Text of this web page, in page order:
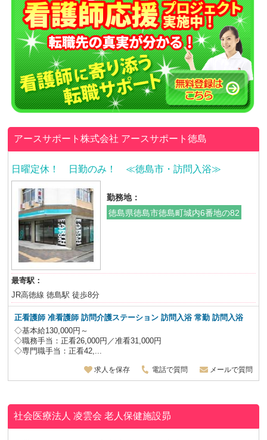
アースサポート株式会社 アースサポート徳島
日曜定休！ 日勤のみ！ ≪徳島市・訪問入浴≫
勤務地：
徳島県徳島市徳島町城内6番地の82
最寄駅：
JR高徳線 徳島駅 徒歩8分
正看護師 准看護師 訪問介護ステーション 訪問入浴 常勤 訪問入浴
◇基本給130,000円～
◇職務手当：正看26,000円／准看31,000円
◇専門職手当：正看42,...
求人を保存 電話で質問 メールで質問
社会医療法人 凌雲会老人保健施設昴